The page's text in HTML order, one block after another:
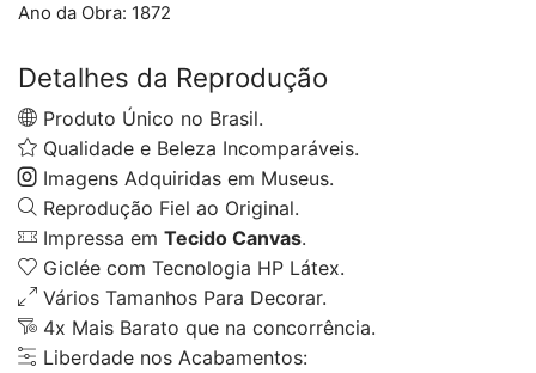
Ano da Obra: 1872
Detalhes da Reprodução
Produto Único no Brasil.
Qualidade e Beleza Incomparáveis.
Imagens Adquiridas em Museus.
Reprodução Fiel ao Original.
Impressa em Tecido Canvas.
Giclée com Tecnologia HP Látex.
Vários Tamanhos Para Decorar.
4x Mais Barato que na concorrência.
Liberdade nos Acabamentos: